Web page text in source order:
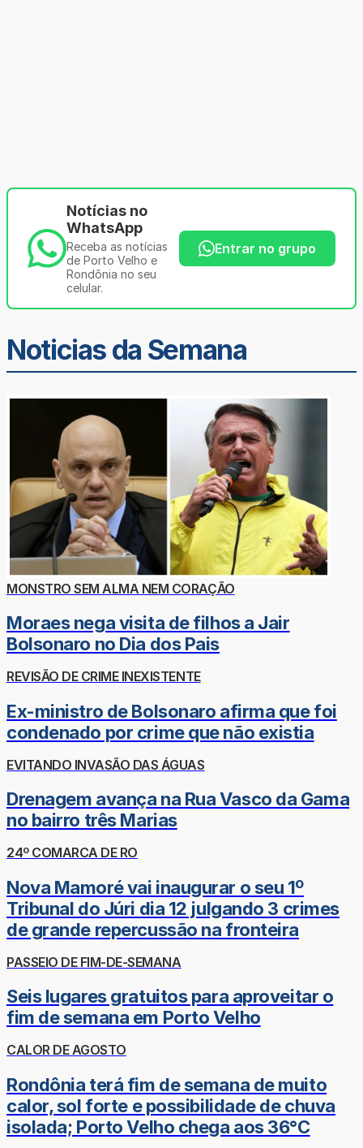
Notícias no
WhatsApp
Receba as notícias
de Porto Velho e
Rondônia no seu
celular.
Entrar no grupo
Noticias da Semana
MONSTRO SEM ALMA NEM CORAÇÃO
Moraes nega visita de filhos a Jair
Bolsonaro no Dia dos Pais
REVISÃO DE CRIME INEXISTENTE
Ex-ministro de Bolsonaro afirma que foi
condenado por crime que não existia
EVITANDO INVASÃO DAS ÁGUAS
Drenagem avança na Rua Vasco da Gama
no bairro três Marias
24º COMARCA DE RO
Nova Mamoré vai inaugurar o seu 1º
Tribunal do Júri dia 12 julgando 3 crimes
de grande repercussão na fronteira
PASSEIO DE FIM-DE-SEMANA
Seis lugares gratuitos para aproveitar o
fim de semana em Porto Velho
CALOR DE AGOSTO
Rondônia terá fim de semana de muito
calor, sol forte e possibilidade de chuva
isolada; Porto Velho chega aos 36°C